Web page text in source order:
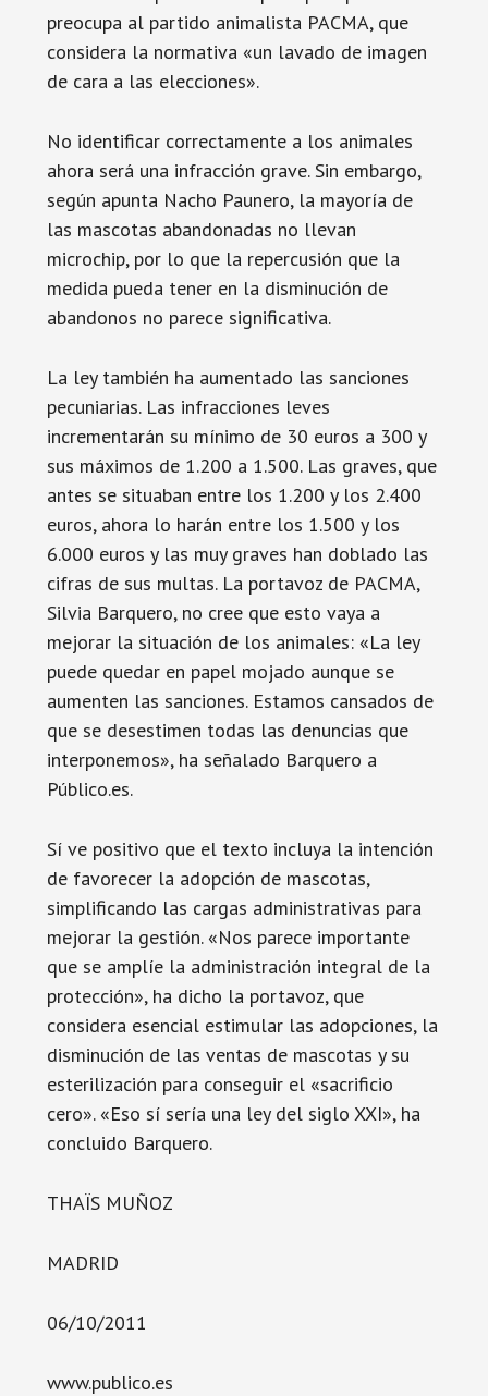
preocupa al partido animalista PACMA, que
considera la normativa «un lavado de imagen
de cara a las elecciones».
No identificar correctamente a los animales
ahora será una infracción grave. Sin embargo,
según apunta Nacho Paunero, la mayoría de
las mascotas abandonadas no llevan
microchip, por lo que la repercusión que la
medida pueda tener en la disminución de
abandonos no parece significativa.
La ley también ha aumentado las sanciones
pecuniarias. Las infracciones leves
incrementarán su mínimo de 30 euros a 300 y
sus máximos de 1.200 a 1.500. Las graves, que
antes se situaban entre los 1.200 y los 2.400
euros, ahora lo harán entre los 1.500 y los
6.000 euros y las muy graves han doblado las
cifras de sus multas. La portavoz de PACMA,
Silvia Barquero, no cree que esto vaya a
mejorar la situación de los animales: «La ley
puede quedar en papel mojado aunque se
aumenten las sanciones. Estamos cansados de
que se desestimen todas las denuncias que
interponemos», ha señalado Barquero a
Público.es.
Sí ve positivo que el texto incluya la intención
de favorecer la adopción de mascotas,
simplificando las cargas administrativas para
mejorar la gestión. «Nos parece importante
que se amplíe la administración integral de la
protección», ha dicho la portavoz, que
considera esencial estimular las adopciones, la
disminución de las ventas de mascotas y su
esterilización para conseguir el «sacrificio
cero». «Eso sí sería una ley del siglo XXI», ha
concluido Barquero.
THAÏS MUÑOZ
MADRID
06/10/2011
www.publico.es